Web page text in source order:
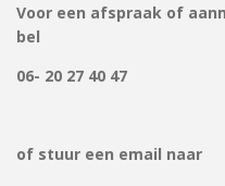
Voor een afspraak of
bel
06- 20 27 40 47
of stuur een email naar